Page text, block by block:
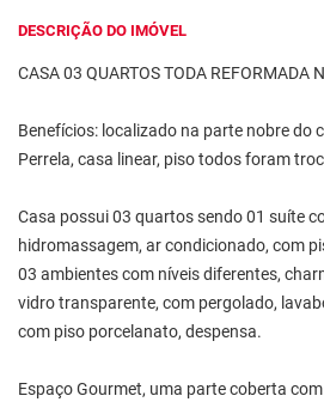
DESCRIÇÃO DO IMÓVEL
CASA 03 QUARTOS TODA REFORMADA
Benefícios: localizado na parte nobre do
Perrela, casa linear, piso todos foram
Casa possui 03 quartos sendo 01 suíte
hidromassagem, ar condicionado, com
03 ambientes com níveis diferentes,
vidro transparente, com pergolado,
com piso porcelanato, despensa.
Espaço Gourmet, uma parte coberta